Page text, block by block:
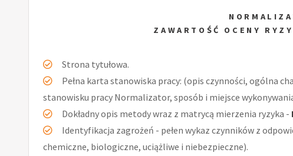
ZAWARTOŚĆ OCENY
Strona tytułowa.
Pełna karta stanowiska pracy: (opis czynności, ogólna
stanowisku pracy Normalizator, sposób i miejsce
Dokładny opis metody wraz z matrycą mierzenia ryzyka -
Identyfikacja zagrożeń - pełen wykaz czynników z
chemiczne, biologiczne, uciążliwe i niebezpieczne).